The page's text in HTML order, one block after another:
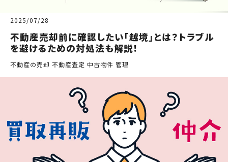
2025/07/28
不動産売却前に確認したい「越境」とは？トラブル
を避けるための対処法も解説!
不動産の売却 不動産査定 中古物件 管理